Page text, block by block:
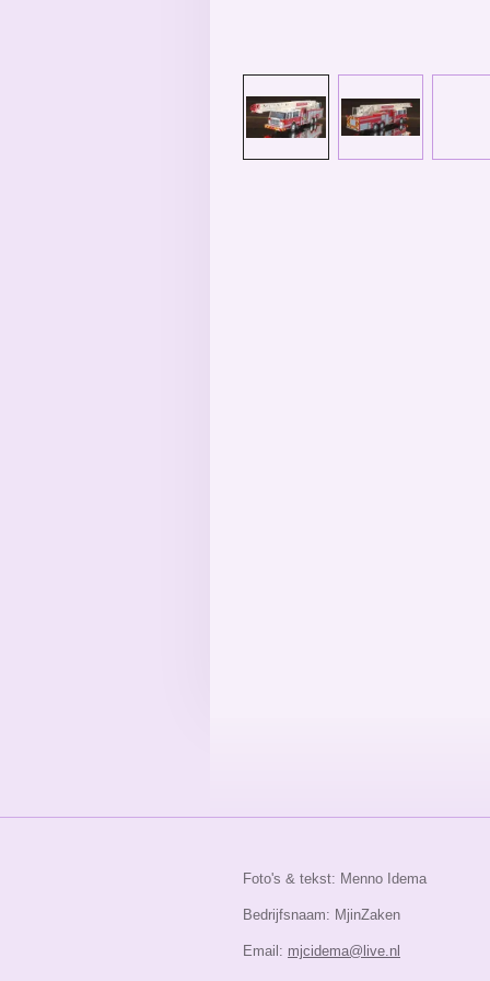
Foto's & tekst: Menno Idema
Bedrijfsnaam: MjinZaken
Email: mjcidema@live.nl